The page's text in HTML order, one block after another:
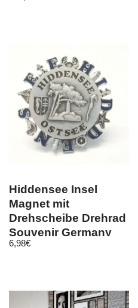
Hiddensee Insel
Magnet mit
Drehscheibe Drehrad
Souvenir Germany
6,98€